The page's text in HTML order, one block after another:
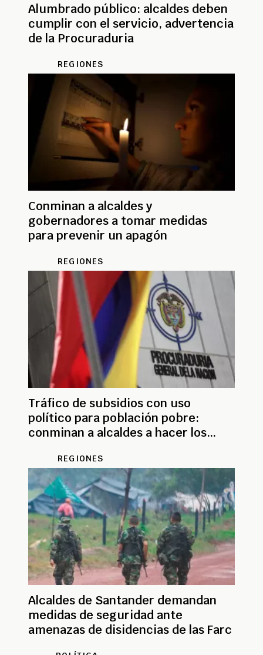
Alumbrado público: alcaldes deben
cumplir con el servicio, advertencia
de la Procuraduria
REGIONES
Conminan a alcaldes y
gobernadores a tomar medidas
para prevenir un apagón
REGIONES
Tráfico de subsidios con uso
político para población pobre:
conminan a alcaldes a hacer los
REGIONES
Alcaldes de Santander demandan
medidas de seguridad ante
amenazas de disidencias de las Farc